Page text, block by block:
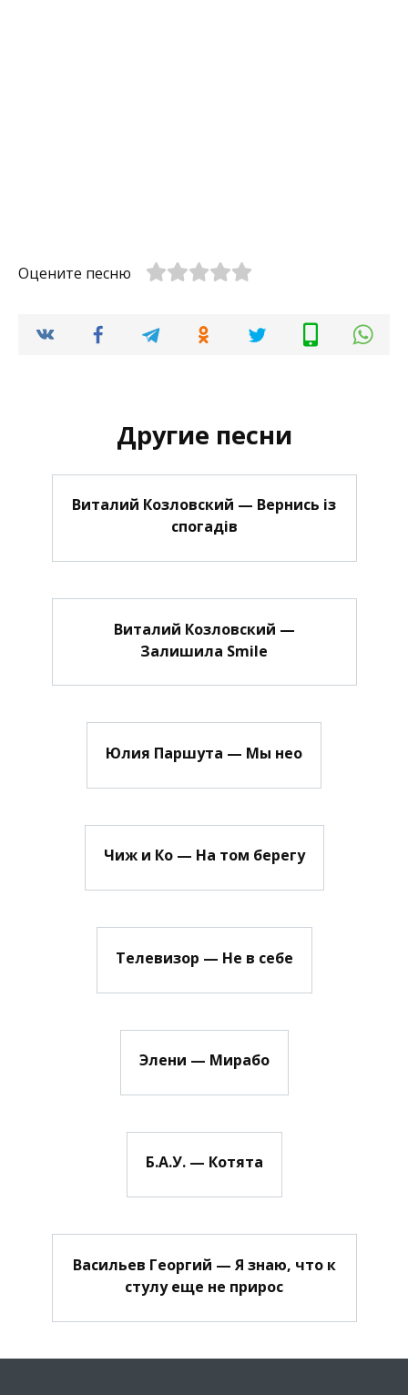
Оцените песню
Другие песни
Виталий Козловский — Вернись із
спогадів
Виталий Козловский —
Залишила Smile
Юлия Паршута — Мы нео
Чиж и Ко — На том берегу
Телевизор — Не в себе
Элени — Мирабо
Б.А.У. — Котята
Васильев Георгий — Я знаю, что к
стулу еще не прирос